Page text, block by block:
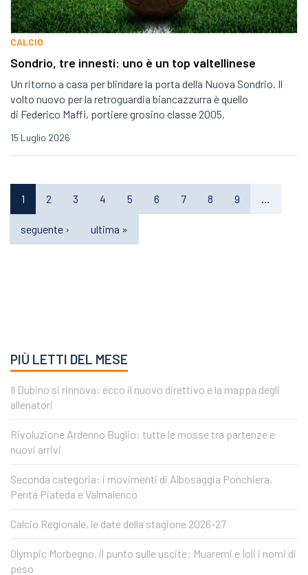
CALCIO
Sondrio, tre innesti: uno è un top valtellinese
Un ritorno a casa per blindare la porta della Nuova Sondrio. Il
volto nuovo per la retroguardia biancazzurra è quello
di Federico Maffi, portiere grosino classe 2005.
15 Luglio 2026
1 2 3 4 5 6 7 8 9 …
seguente › ultima »
PIÙ LETTI DEL MESE
Il Dubino si rinnova: ecco il nuovo direttivo e la mappa degli
allenatori
Rivoluzione Ardenno Buglio: tutte le mosse tra partenze e
nuovi arrivi
Seconda categoria: i movimenti di Albosaggia Ponchiera,
Penta Piateda e Valmalenco
Calcio Regionale, le date della stagione 2026-27
Olympic Morbegno, il punto sulle uscite: Muaremi e Ioli i nomi di
peso